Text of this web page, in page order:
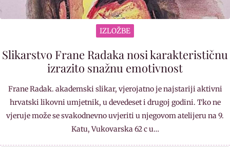
IZLOŽBE
Slikarstvo Frane Radaka nosi karakterističnu
izrazito snažnu emotivnost
Frane Radak. akademski slikar, vjerojatno je najstariji aktivni
hrvatski likovni umjetnik, u devedeset i drugoj godini. Tko ne
vjeruje može se svakodnevno uvjeriti u njegovom atelijeru na 9.
Katu, Vukovarska 62 c u…